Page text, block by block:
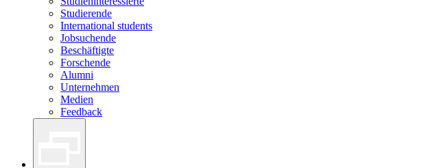
Studierende
International students
Jobsuchende
Beschäftigte
Forschende
Alumni
Unternehmen
Medien
Feedback